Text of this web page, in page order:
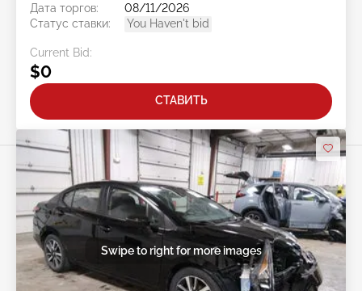
Дата торгов:
08/11/2026
Статус ставки:
You Haven't bid
Current Bid:
$0
СТАВИТЬ
Swipe to right for more images